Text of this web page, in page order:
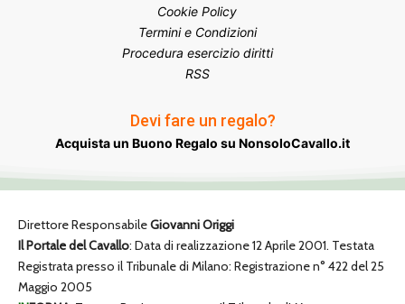
Cookie Policy
Termini e Condizioni
Procedura esercizio diritti
RSS
Devi fare un regalo?
Acquista un Buono Regalo su NonsoloCavallo.it
Direttore ResponsabileGiovanni Origgi
Il Portale del Cavallo: Data di realizzazione 12 Aprile 2001. Testata
Registrata presso il Tribunale di Milano: Registrazione n° 422 del 25
Maggio 2005